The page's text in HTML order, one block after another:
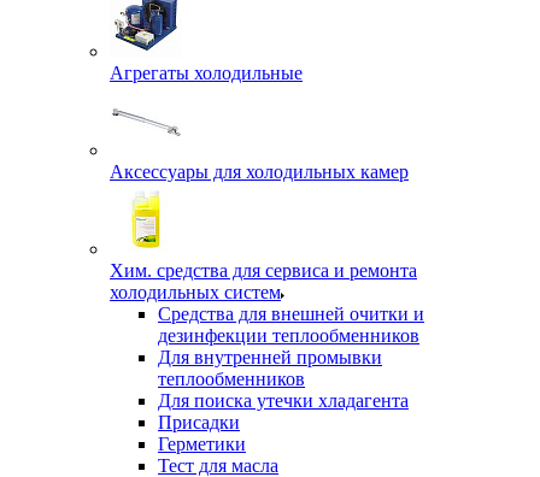
Агрегаты холодильные
Аксессуары для холодильных камер
Хим. средства для сервиса и ремонта
холодильных систем
Средства для внешней очитки и
дезинфекции теплообменников
Для внутренней промывки
теплообменников
Для поиска утечки хладагента
Присадки
Герметики
Тест для масла